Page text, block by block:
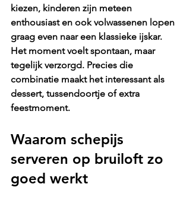
kiezen, kinderen zijn meteen
enthousiast en ook volwassenen lopen
graag even naar een klassieke ijskar.
Het moment voelt spontaan, maar
tegelijk verzorgd. Precies die
combinatie maakt het interessant als
dessert, tussendoortje of extra
feestmoment.
Waarom schepijs
serveren op bruiloft zo
goed werkt